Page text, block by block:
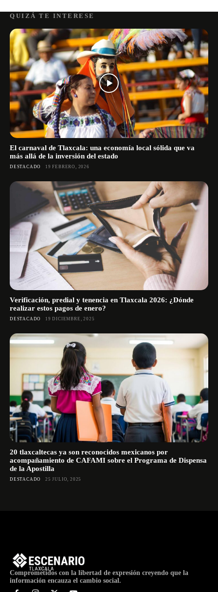
QUIZÁ TE INTERESE
El carnaval de Tlaxcala: una economía local sólida que va
más allá de la inversión del estado
DESTACADO 19 FEBRERO, 2026
Verificación, predial y tenencia en Tlaxcala 2026: ¿Dónde
realizar estos pagos de enero?
DESTACADO 19 DICIEMBRE, 2025
20 tlaxcaltecas ya son reconocidos mexicanos por
acompañamiento de CAFAMI sobre el Programa de Dispensa
de la Apostilla
DESTACADO 25 JULIO, 2025
Comprometidos con la libertad de expresión creyendo que la
información encauza el cambio social.